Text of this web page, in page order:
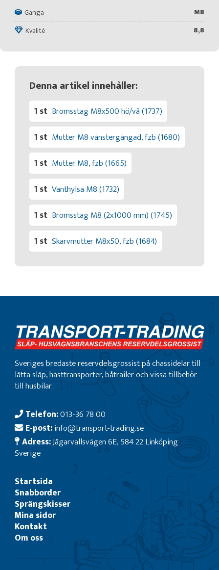
Gänga
M8
Kvalité
8,8
Denna artikel innehåller:
1 st Bromsstag M8x500 hö/vä (1737)
1 st Mutter M8 vänstergängad, fzb (1680)
1 st Mutter M8, fzb (1665)
1 st Vanthylsa M8 (1732)
1 st Bromsstag M8 (2x1000 mm) (1745)
1 st Skarvmutter M8x50, fzb (1684)
Sveriges bredaste reservdelsgrossist på chassidelar till
lätta släp, hästtransporter, båtrailer och vissa tillbehör
till husbilar.
Telefon:013-36 78 00
E-post:info@transport-trading.se
Adress:Jägarvallsvägen 6E, 584 22 Linköping
Sverige
Startsida
Snabborder
Sprängskisser
Mina sidor
Kontakt
Om oss